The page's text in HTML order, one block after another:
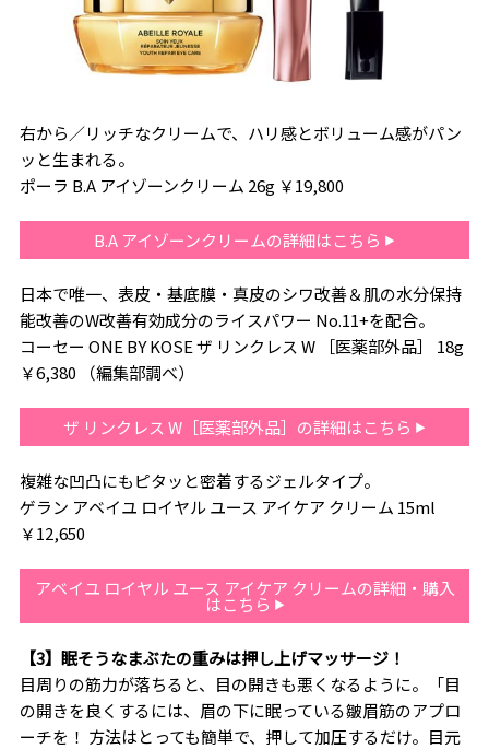
右から／リッチなクリームで、ハリ感とボリューム感がパン
ッと生まれる。
ポーラ B.A アイゾーンクリーム 26g ￥19,800
B.A アイゾーンクリームの詳細はこちら
日本で唯一、表皮・基底膜・真皮のシワ改善＆肌の水分保持
能改善のW改善有効成分のライスパワー No.11+を配合。
コーセー ONE BY KOSE ザ リンクレス W ［医薬部外品］ 18g
￥6,380 （編集部調べ）
ザ リンクレス W［医薬部外品］の詳細はこちら
複雑な凹凸にもピタッと密着するジェルタイプ。
ゲラン アベイユ ロイヤル ユース アイケア クリーム 15ml
￥12,650
アベイユ ロイヤル ユース アイケア クリームの詳細・購入
はこちら
【3】眠そうなまぶたの重みは押し上げマッサージ！
目周りの筋力が落ちると、目の開きも悪くなるように。「目
の開きを良くするには、眉の下に眠っている皺眉筋のアプロ
ーチを！ 方法はとっても簡単で、押して加圧するだけ。目元